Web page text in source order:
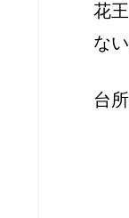
花
な
台